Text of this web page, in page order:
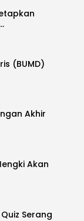
(BUMD)
Akhir
Akan
Serang